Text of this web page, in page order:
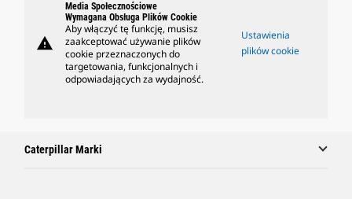
warning
Media Społecznościowe
Wymagana Obsługa Plików Cookie
Aby włączyć tę funkcję, musisz
zaakceptować używanie plików
cookie przeznaczonych do
targetowania, funkcjonalnych i
odpowiadających za wydajność.
Ustawienia
plików cookie
Caterpillar Marki